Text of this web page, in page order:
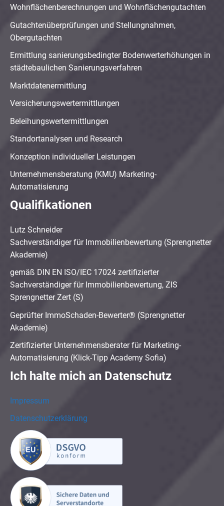
Wohnflächenberechnungen und Wohnflächengutachten
Gutachtenüberprüfungen und Stellungnahmen,
Obergutachten
Ermittlung sanierungsbedingter Bodenwerterhöhungen in
städtebaulichen Sanierungsverfahren
Marktdatenermittlung
Versicherungswertermittlungen
Beleihungswertermittlungen
Standortanalysen und Research
Konzeption individueller Leistungen
Unternehmensberatung (KMU) Marketing-
Automatisierung
Qualifikationen
Lutz Schneider
Sachverständiger für Immobilienbewertung (Sprengnetter
Akademie)
gemäß DIN EN ISO/IEC 17024 zertifizierter
Sachverständiger für Immobilienbewertung, ZIS
Sprengnetter Zert (S)
Geprüfter ImmoSchaden-Bewerter® (Sprengnetter
Akademie)
Zertifizierter Unternehmensberater für Marketing-
Automatisierung (Klick-Tipp Academy Sofia)
Ich halte mich an Datenschutz
Impressum
Datenschutzerklärung